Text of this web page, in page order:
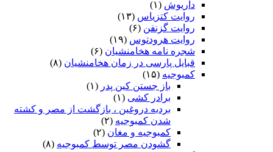
داریوش (۱)
روایت کتزیاس (۱۳)
روایت گزنفن (۶)
روایت هرودتوس (۱۹)
شجره نامه هخامنشیان (۶)
قبایل پارسی در زمان هخامنشیان (۸)
کمبوجیه (۱۵)
باز جستن کین پدر (۱)
برادر کشی (۱)
بردیه دروغین ، بازگشت از مصر و کشته
شدن کمبوجیه (۲)
کمبوجیه و مغان (۲)
گشودن مصر توسط کمبوجیه (۸)